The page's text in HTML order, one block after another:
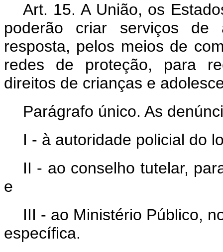
Art. 15. A União, os
poderão criar serviços de
resposta, pelos meios de
redes de proteção, para
direitos de crianças e
Parágrafo único. As
I - à autoridade policial do
II - ao conselho tutelar,
e
III - ao Ministério Público,
específica.